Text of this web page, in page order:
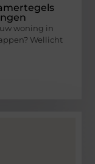
woning in
Wellicht